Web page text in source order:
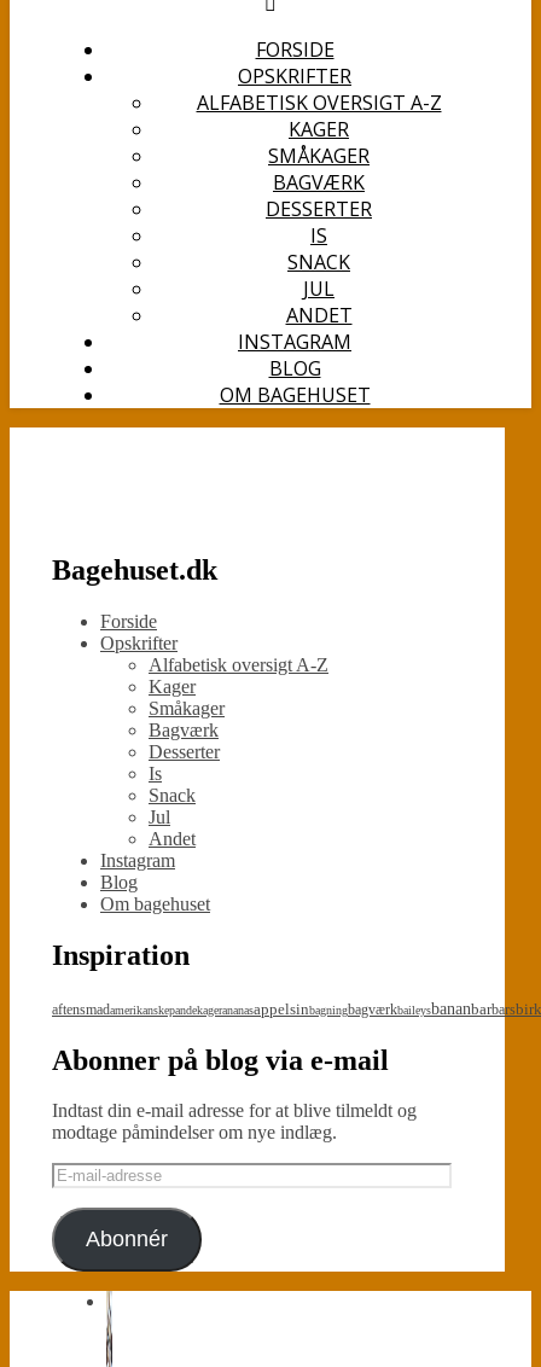
FORSIDE
OPSKRIFTER
ALFABETISK OVERSIGT A-Z
KAGER
SMÅKAGER
BAGVÆRK
DESSERTER
IS
SNACK
JUL
ANDET
INSTAGRAM
BLOG
OM BAGEHUSET
Bagehuset.dk
Forside
Opskrifter
Alfabetisk oversigt A-Z
Kager
Småkager
Bagværk
Desserter
Is
Snack
Jul
Andet
Instagram
Blog
Om bagehuset
Inspiration
aftensmadamerikanskepandekagerananasappelsinbagningbagværkbaileysbananbarbars
Abonner på blog via e-mail
Indtast din e-mail adresse for at blive tilmeldt og
modtage påmindelser om nye indlæg.
E-
mail-
adresse
Abonnér